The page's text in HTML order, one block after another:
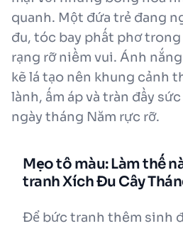
quanh. Một đứa trẻ đang
đu, tóc bay phất phơ
rạng rỡ niềm vui. Ánh
kẽ lá tạo nên khung cảnh
lành, ấm áp và tràn đầy
ngày tháng Năm rực rỡ.
Mẹo tô màu: Làm thế
tranh Xích Đu Cây
Để bức tranh thêm sinh